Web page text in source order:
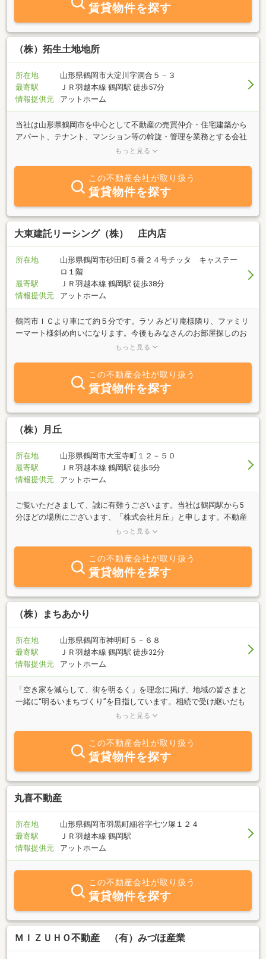
賃貸物件を探す
（株）拓生土地地所
所在地
山形県鶴岡市大淀川字洞合５－３
最寄駅
ＪＲ羽越本線 鶴岡駅 徒歩57分
情報提供元
アットホーム
当社は山形県鶴岡市を中心として不動産の売買仲介・住宅建築から
アパート、テナント、マンション等の斡旋・管理を業務とする会社
です。安心出来る不動産取引をモットーとしております。経験豊か
す。まずはお気軽にお問合せください。物件情報は当社のＨＰへも
掲載しておりますので是非一度ご覧下さい。
もっと見る
この不動産会社が取り扱う
賃貸物件を探す
大東建託リーシング（株） 庄内店
所在地
山形県鶴岡市砂田町５番２４号チッタ キャステー
ロ１階
最寄駅
ＪＲ羽越本線 鶴岡駅 徒歩38分
情報提供元
アットホーム
鶴岡市ＩＣより車にて約５分です。ラソ みどり庵様隣り、ファミリ
ーマート様斜め向いになります。今後もみなさんのお部屋探しのお
手伝いをさせていただきます。皆様のお問い合わせお待ちしており
もっと見る
この不動産会社が取り扱う
賃貸物件を探す
（株）月丘
所在地
山形県鶴岡市大宝寺町１２－５０
最寄駅
ＪＲ羽越本線 鶴岡駅 徒歩5分
情報提供元
アットホーム
ご覧いただきまして、誠に有難うございます。当社は鶴岡駅から5
分ほどの場所にございます、「株式会社月丘」と申します。不動産
の売買から、貸家・アパート等の賃貸まで、お気軽にお立ち寄り・
もっと見る
この不動産会社が取り扱う
賃貸物件を探す
（株）まちあかり
所在地
山形県鶴岡市神明町５－６８
最寄駅
ＪＲ羽越本線 鶴岡駅 徒歩32分
情報提供元
アットホーム
「空き家を減らして、街を明るく」を理念に掲げ、地域の皆さまと
一緒に“明るいまちづくり”を目指しています。相続で受け継いだも
のの使い道がなくお困りの方、子育てを終え、今の暮らしに合った
ームを持ちたい若いご家族。それぞれの方にとって、「家」は人生
の節目を彩る大切な存在です。私たちは、その“想い”を大切にしな
がら、売る方にも、買う方にも、そして地域にも喜ばれるご提案を
心がけています。空き家が減り、人が集い、灯りがともる街へ。小
さな一歩の積み重ねが、やがて大きな明かりになると信じていま
す。これからも地域の皆さまに寄り添い、安心とぬくもりのある不
します。
もっと見る
この不動産会社が取り扱う
賃貸物件を探す
丸喜不動産
所在地
山形県鶴岡市羽黒町細谷字七ツ塚１２４
最寄駅
ＪＲ羽越本線 鶴岡駅
情報提供元
アットホーム
この不動産会社が取り扱う
賃貸物件を探す
ＭＩＺＵＨＯ不動産 （有）みづほ産業